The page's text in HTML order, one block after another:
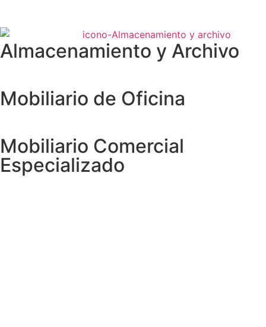
Almacenamiento y Archivo
Mobiliario de Oficina
Mobiliario Comercial
Especializado